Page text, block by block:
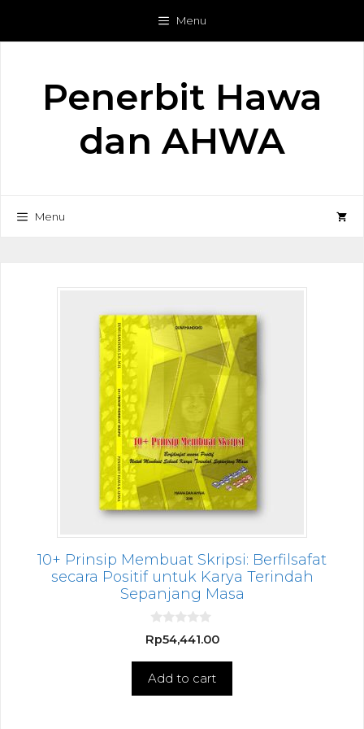
Menu
Penerbit Hawa
dan AHWA
Menu
10+ Prinsip Membuat Skripsi: Berfilsafat
secara Positif untuk Karya Terindah
Sepanjang Masa
0
o
o
Rp54,441.00
Add to cart